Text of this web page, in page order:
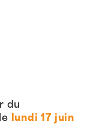
du
lundi 17 juin